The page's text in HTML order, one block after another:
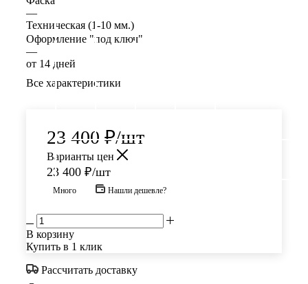
—
Техническая (1-10 мм.)
Оформление "под ключ"
—
от 14 дней
Все характеристики
23 400 ₽/шт
Варианты цен
23 400 ₽/шт
Много Нашли дешевле?
В корзину
Купить в 1 клик
Рассчитать доставку